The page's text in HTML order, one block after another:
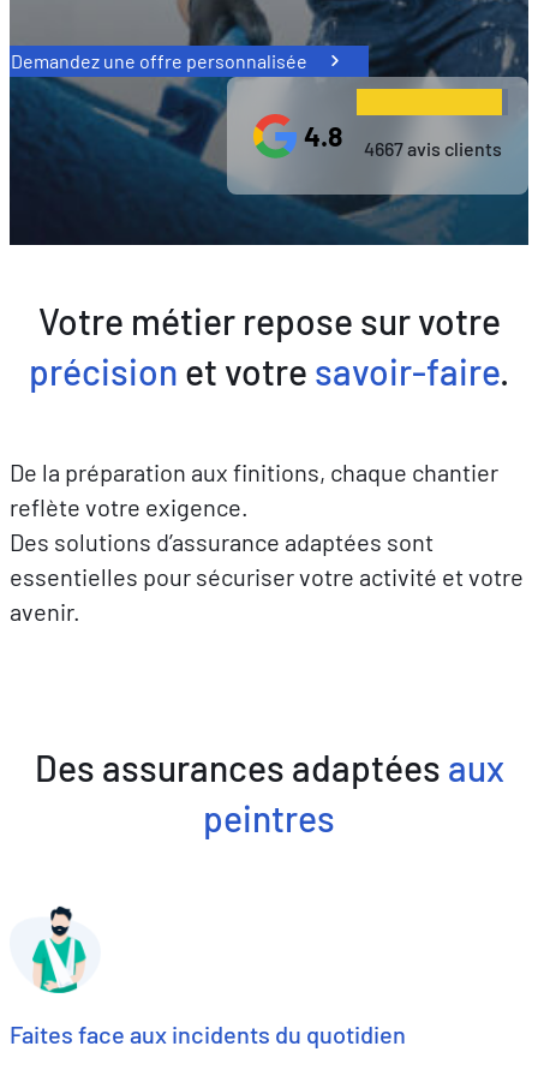
Demandez une offre personnalisée
4.8 4667 avis clients
Votre métier repose sur votre
précision et votre savoir-faire.
De la préparation aux finitions, chaque chantier
reflète votre exigence.
Des solutions d’assurance adaptées sont
essentielles pour sécuriser votre activité et votre
avenir.
Des assurances adaptées aux
peintres
Faites face aux incidents du quotidien